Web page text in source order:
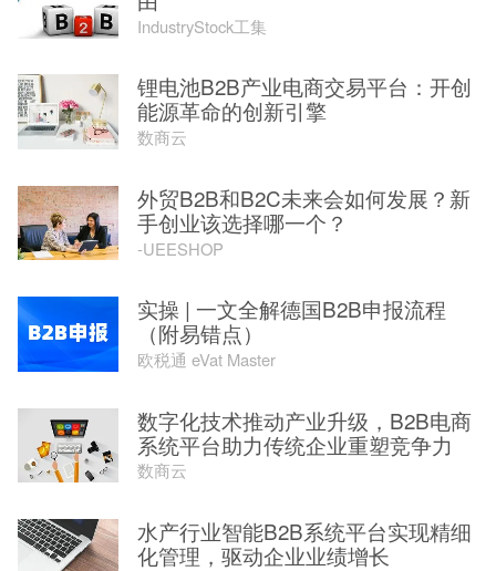
IndustryStock工集
锂电池B2B产业电商交易平台：开创
能源革命的创新引擎
数商云
外贸B2B和B2C未来会如何发展？新
手创业该选择哪一个？
-UEESHOP
实操 | 一文全解德国B2B申报流程
（附易错点）
欧税通 eVat Master
数字化技术推动产业升级，B2B电商
系统平台助力传统企业重塑竞争力
数商云
水产行业智能B2B系统平台实现精细
化管理，驱动企业业绩增长